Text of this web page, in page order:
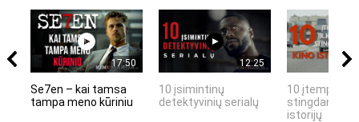
17:50
Se7en – kai tamsa
tampa meno kūriniu
12:25
10 įsimintinų
detektyvinių serialų
10 įtemptų,
stingdančių
istorijų